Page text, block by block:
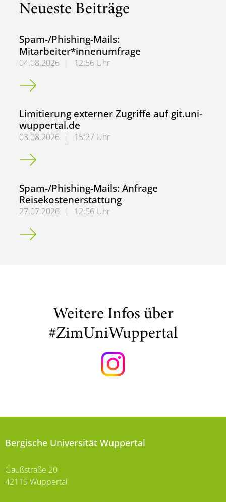
Neueste Beiträge
Spam-/Phishing-Mails:
Mitarbeiter*innenumfrage
04.08.2026 |
12:56 Uhr
Spam-/Phishing-Mails: Mitarbeiter*innenumfrage
Limitierung externer Zugriffe auf git.uni-
wuppertal.de
03.08.2026 |
15:27 Uhr
Limitierung externer Zugriffe auf git.uni-wuppertal.de
Spam-/Phishing-Mails: Anfrage
Reisekostenerstattung
27.07.2026 |
12:56 Uhr
Spam-/Phishing-Mails: Anfrage Reisekostenerstattung
Weitere Infos über
#ZimUniWuppertal
Bergische Universität Wuppertal
Gaußstraße 20
42119 Wuppertal